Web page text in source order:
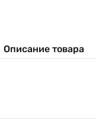
Описание товара